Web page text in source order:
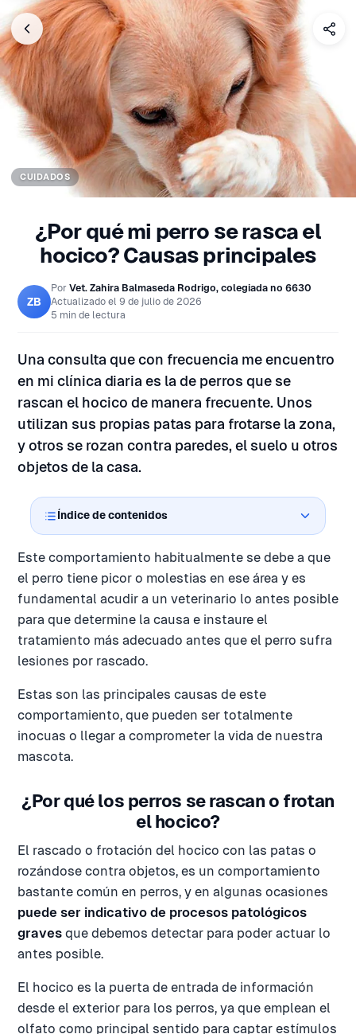
CUIDADOS
¿Por qué mi perro se rasca el
hocico? Causas principales
ZB
Por Vet. Zahira Balmaseda Rodrigo, colegiada nº 6630
Actualizado el 9 de julio de 2026
5 min de lectura
Una consulta que con frecuencia me encuentro
en mi clínica diaria es la de perros que se
rascan el hocico de manera frecuente. Unos
utilizan sus propias patas para frotarse la zona,
y otros se rozan contra paredes, el suelo u otros
objetos de la casa.
Índice de contenidos
Este comportamiento habitualmente se debe a que
el perro tiene picor o molestias en ese área y es
fundamental acudir a un veterinario lo antes posible
para que determine la causa e instaure el
tratamiento más adecuado antes que el perro sufra
lesiones por rascado.
Estas son las principales causas de este
comportamiento, que pueden ser totalmente
inocuas o llegar a comprometer la vida de nuestra
mascota.
¿Por qué los perros se rascan o frotan
el hocico?
El rascado o frotación del hocico con las patas o
rozándose contra objetos, es un comportamiento
bastante común en perros, y en algunas ocasiones
puede ser indicativo de procesos patológicos
graves que debemos detectar para poder actuar lo
antes posible.
El hocico es la puerta de entrada de información
desde el exterior para los perros, ya que emplean el
olfato como principal sentido para captar estímulos